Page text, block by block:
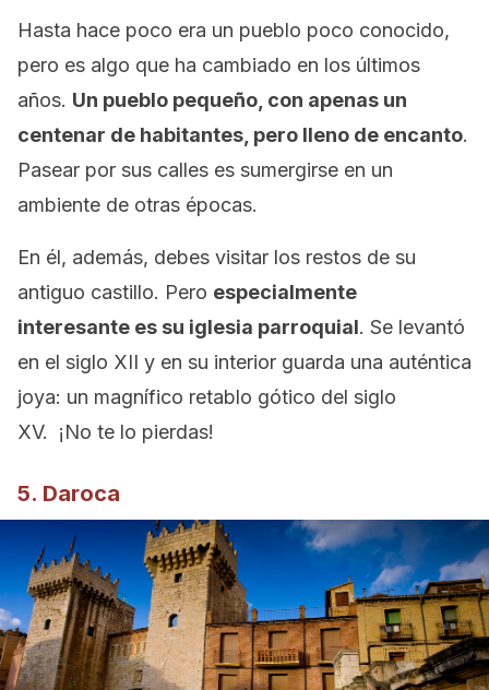
Hasta hace poco era un pueblo poco conocido,
pero es algo que ha cambiado en los últimos
años. Un pueblo pequeño, con apenas un
centenar de habitantes, pero lleno de encanto.
Pasear por sus calles es sumergirse en un
ambiente de otras épocas.
En él, además, debes visitar los restos de su
antiguo castillo. Pero especialmente
interesante es su iglesia parroquial. Se levantó
en el siglo XII y en su interior guarda una auténtica
joya: un magnífico retablo gótico del siglo
XV. ¡No te lo pierdas!
5. Daroca